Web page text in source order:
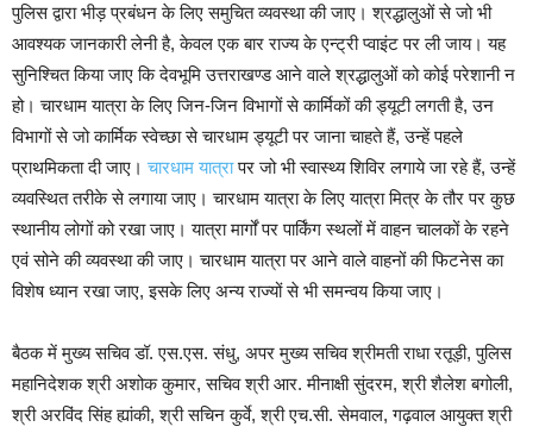
पुलिस द्वारा भीड़ प्रबंधन के लिए समुचित व्यवस्था की जाए। श्रद्धालुओं से जो भी
आवश्यक जानकारी लेनी है, केवल एक बार राज्य के एन्ट्री प्वाइंट पर ली जाय। यह
सुनिश्चित किया जाए कि देवभूमि उत्तराखण्ड आने वाले श्रद्धालुओं को कोई परेशानी न
हो। चारधाम यात्रा के लिए जिन-जिन विभागों से कार्मिकों की ड्यूटी लगती है, उन
विभागों से जो कार्मिक स्वेच्छा से चारधाम ड्यूटी पर जाना चाहते हैं, उन्हें पहले
प्राथमिकता दी जाए।चारधाम यात्रापर जो भी स्वास्थ्य शिविर लगाये जा रहे हैं, उन्हें
व्यवस्थित तरीके से लगाया जाए। चारधाम यात्रा के लिए यात्रा मित्र के तौर पर कुछ
स्थानीय लोगों को रखा जाए। यात्रा मार्गों पर पार्किंग स्थलों में वाहन चालकों के रहने
एवं सोने की व्यवस्था की जाए। चारधाम यात्रा पर आने वाले वाहनों की फिटनेस का
विशेष ध्यान रखा जाए, इसके लिए अन्य राज्यों से भी समन्वय किया जाए।
बैठक में मुख्य सचिव डॉ. एस.एस. संधु, अपर मुख्य सचिव श्रीमती राधा रतूड़ी, पुलिस
महानिदेशक श्री अशोक कुमार, सचिव श्री आर. मीनाक्षी सुंदरम, श्री शैलेश बगोली,
श्री अरविंद सिंह ह्यांकी, श्री सचिन कुर्वे, श्री एच.सी. सेमवाल, गढ़वाल आयुक्त श्री